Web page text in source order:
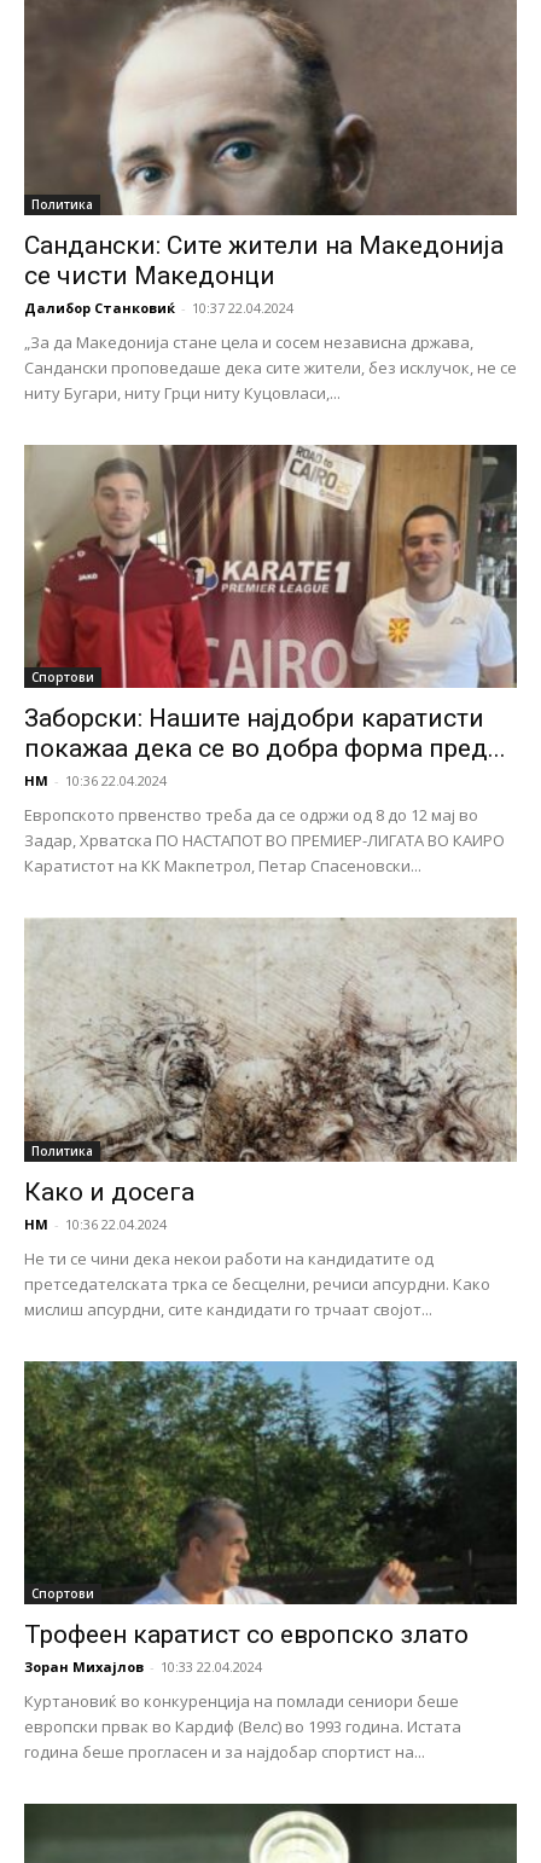
Политика
Сандански: Сите жители на Македонија
се чисти Македонци
Далибор Станковиќ - 10:37 22.04.2024
„За да Македонија стане цела и сосем независна држава,
Сандански проповедаше дека сите жители, без исклучок, не се
ниту Бугари, ниту Грци ниту Куцовласи,...
Спортови
Заборски: Нашите најдобри каратисти
покажаа дека се во добра форма пред...
НМ - 10:36 22.04.2024
Европското првенство треба да се одржи од 8 до 12 мај во
Задар, Хрватска ПО НАСТАПОТ ВО ПРЕМИЕР-ЛИГАТА ВО КАИРО
Каратистот на КК Макпетрол, Петар Спасеновски...
Политика
Како и досега
НМ - 10:36 22.04.2024
Не ти се чини дека некои работи на кандидатите од
претседателската трка се бесцелни, речиси апсурдни. Како
мислиш апсурдни, сите кандидати го трчаат својот...
Спортови
Трофеен каратист со европско злато
Зоран Михајлов - 10:33 22.04.2024
Куртановиќ во конкуренција на помлади сениори беше
европски првак во Кардиф (Велс) во 1993 година. Истата
година беше прогласен и за најдобар спортист на...